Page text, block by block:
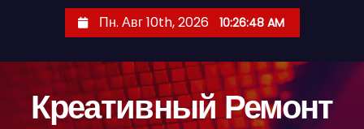
Пн. Авг 10th, 2026 10:26:49 AM
Креативный Ремонт